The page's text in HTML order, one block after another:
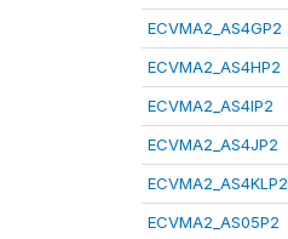
ECVMA2_AS4GP2
ECVMA2_AS4HP2
ECVMA2_AS4IP2
ECVMA2_AS4JP2
ECVMA2_AS4KLP2
ECVMA2_AS05P2